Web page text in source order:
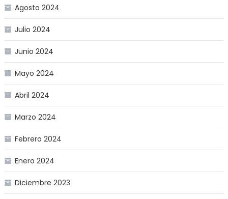
Agosto 2024
Julio 2024
Junio 2024
Mayo 2024
Abril 2024
Marzo 2024
Febrero 2024
Enero 2024
Diciembre 2023